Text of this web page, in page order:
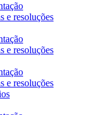
e resoluções
e resoluções
e resoluções